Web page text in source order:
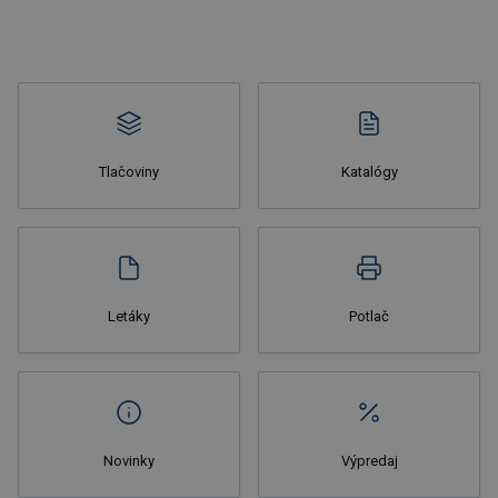
Tlačoviny Katalógy
Letáky Potlač
Novinky Výpredaj